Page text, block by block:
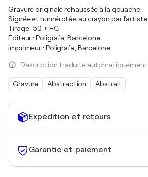
Expédition et retours
Garantie et paiement
Gravure originale rehaussée à la gouache.
Signée et numérotée au crayon par l'artiste.
Tirage : 50 + HC.
Editeur : Poligrafa, Barcelone.
Imprimeur : Poligrafa, Barcelone.
Description traduite automatiquement.
Gravure Abstraction Abstrait